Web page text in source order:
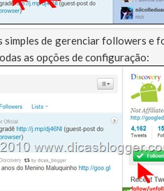
simples de gerenciar followers e
as opções de configuração: